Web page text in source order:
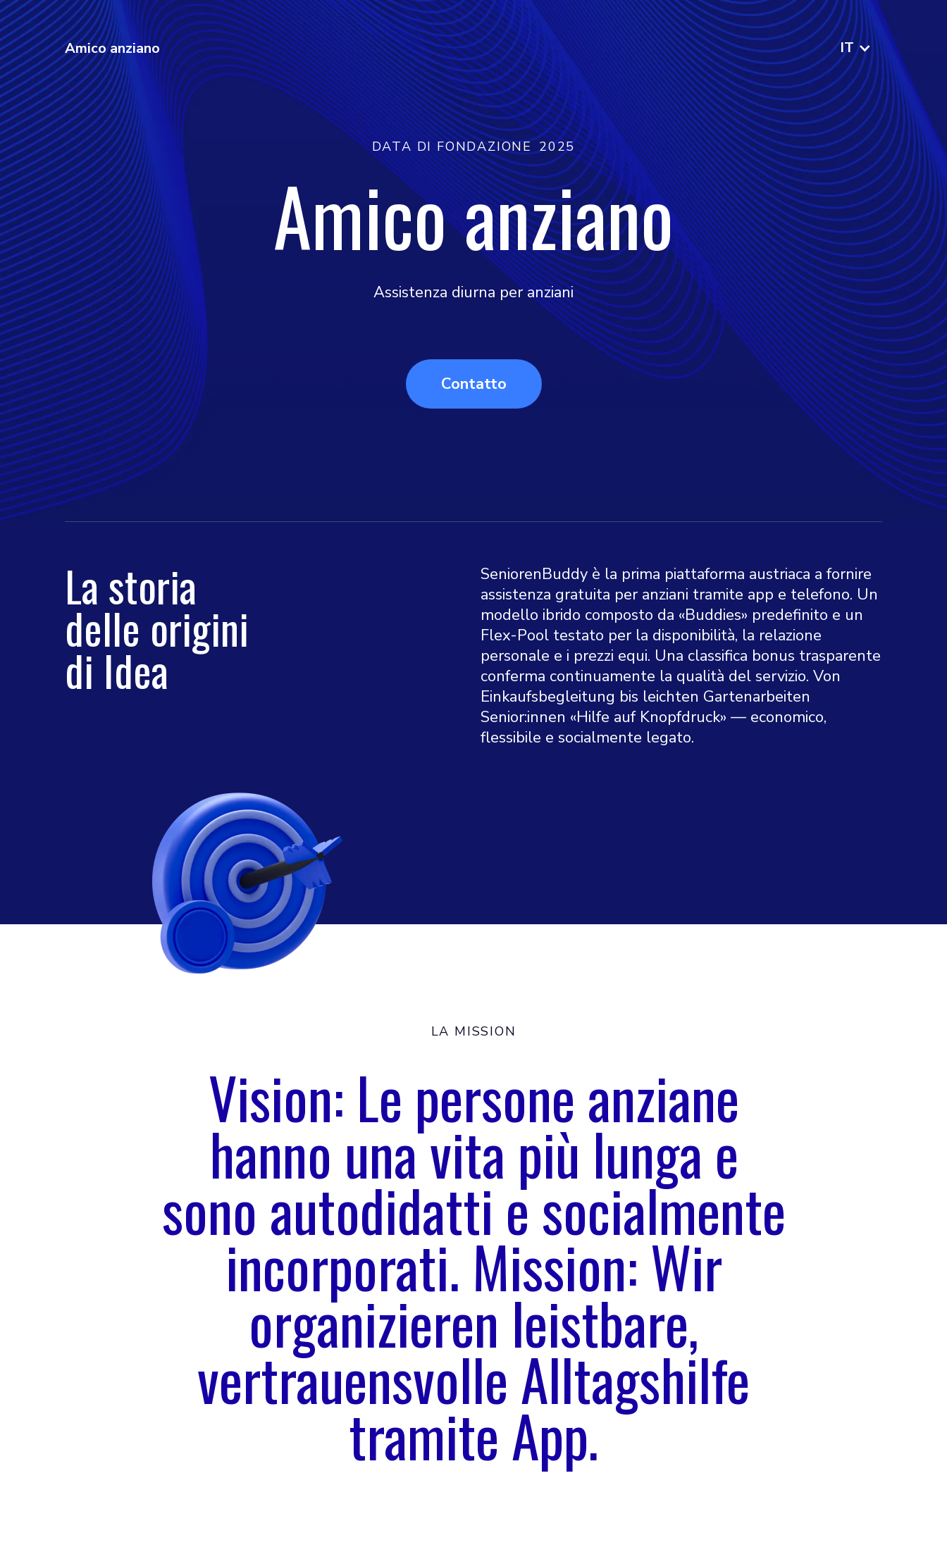
Amico anziano IT
DATA DI FONDAZIONE 2025
Amico anziano
Assistenza diurna per anziani
Contatto
La storia
delle origini
di Idea
SeniorenBuddy è la prima piattaforma austriaca a fornire
assistenza gratuita per anziani tramite app e telefono. Un
modello ibrido composto da «Buddies» predefinito e un
Flex-Pool testato per la disponibilità, la relazione
personale e i prezzi equi. Una classifica bonus trasparente
conferma continuamente la qualità del servizio. Von
Einkaufsbegleitung bis leichten Gartenarbeiten
Senior:innen «Hilfe auf Knopfdruck» — economico,
flessibile e socialmente legato.
LA MISSION
Vision: Le persone anziane
hanno una vita più lunga e
sono autodidatti e socialmente
incorporati. Mission: Wir
organizieren leistbare,
vertrauensvolle Alltagshilfe
tramite App.